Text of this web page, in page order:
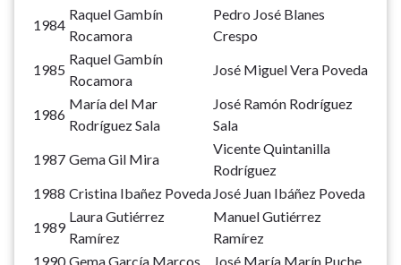
1984
Raquel Gambín
Rocamora
Pedro José Blanes
Crespo
1985
Raquel Gambín
Rocamora
José Miguel Vera Poveda
1986
María del Mar
Rodríguez Sala
José Ramón Rodríguez
Sala
1987 Gema Gil Mira
Vicente Quintanilla
Rodríguez
1988 Cristina Ibañez Poveda José Juan Ibáñez Poveda
1989
Laura Gutiérrez
Ramírez
Manuel Gutiérrez
Ramírez
1990 Gema García Marcos José María Marín Puche